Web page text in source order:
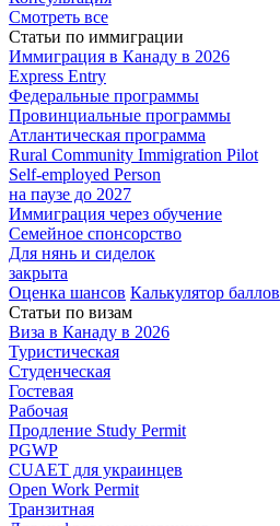
Смотреть все
Статьи по иммиграции
Иммиграция в Канаду в 2026
Express Entry
Федеральные программы
Провинциальные программы
Атлантическая программа
Rural Community Immigration Pilot
Self-employed Person
на паузе до 2027
Иммиграция через обучение
Семейное спонсорство
Для нянь и сиделок
закрыта
Оценка шансов Калькулятор баллов
Статьи по визам
Виза в Канаду в 2026
Туристическая
Студенческая
Гостевая
Рабочая
Продление Study Permit
PGWP
CUAET для украинцев
Open Work Permit
Транзитная